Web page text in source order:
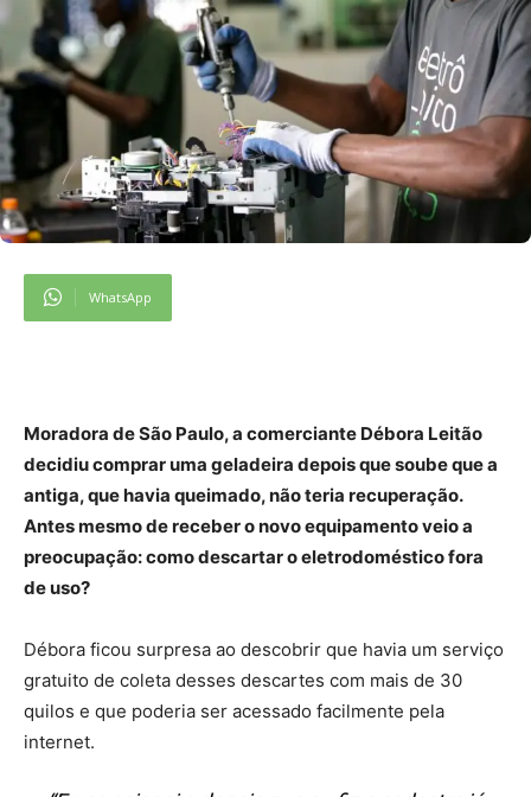
WhatsApp
Moradora de São Paulo, a comerciante Débora Leitão
decidiu comprar uma geladeira depois que soube que a
antiga, que havia queimado, não teria recuperação.
Antes mesmo de receber o novo equipamento veio a
preocupação: como descartar o eletrodoméstico fora
de uso?
Débora ficou surpresa ao descobrir que havia um serviço
gratuito de coleta desses descartes com mais de 30
quilos e que poderia ser acessado facilmente pela
internet.